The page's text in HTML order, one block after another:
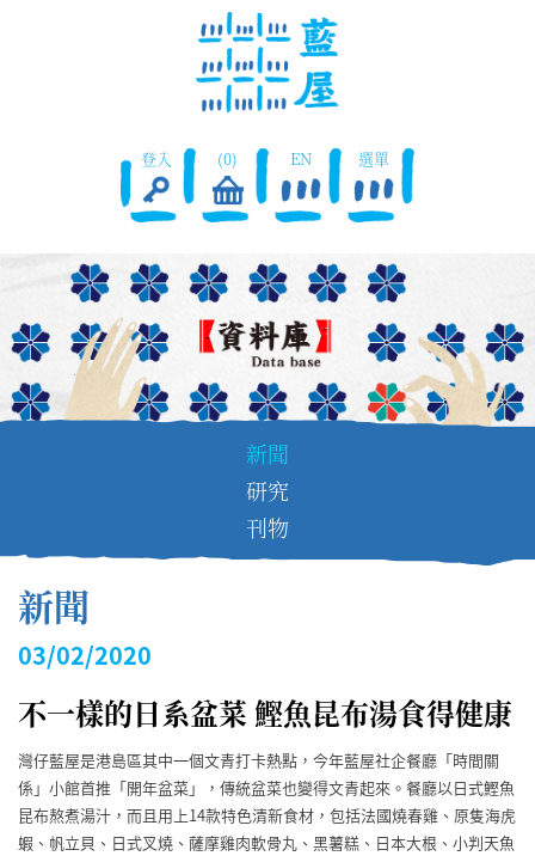
登入 (0) EN 選單
新聞
研究
刊物
新聞
03/02/2020
不一樣的日系盆菜 鰹魚昆布湯食得健康
灣仔藍屋是港島區其中一個文青打卡熱點，今年藍屋社企餐廳「時間關
係」小館首推「開年盆菜」，傳統盆菜也變得文青起來。餐廳以日式鰹魚
昆布熬煮湯汁，而且用上14款特色清新食材，包括法國燒春雞、原隻海虎
蝦、帆立貝、日式叉燒、薩摩雞肉軟骨丸、黑薯糕、日本大根、小判天魚